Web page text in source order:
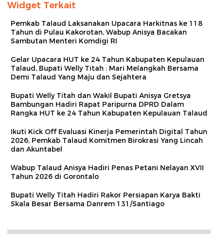
Widget Terkait
Pemkab Talaud Laksanakan Upacara Harkitnas ke 118
Tahun di Pulau Kakorotan, Wabup Anisya Bacakan
Sambutan Menteri Komdigi RI
Gelar Upacara HUT ke 24 Tahun Kabupaten Kepulauan
Talaud, Bupati Welly Titah : Mari Melangkah Bersama
Demi Talaud Yang Maju dan Sejahtera
Bupati Welly Titah dan Wakil Bupati Anisya Gretsya
Bambungan Hadiri Rapat Paripurna DPRD Dalam
Rangka HUT ke 24 Tahun Kabupaten Kepulauan Talaud
Ikuti Kick Off Evaluasi Kinerja Pemerintah Digital Tahun
2026, Pemkab Talaud Komitmen Birokrasi Yang Lincah
dan Akuntabel
Wabup Talaud Anisya Hadiri Penas Petani Nelayan XVII
Tahun 2026 di Gorontalo
Bupati Welly Titah Hadiri Rakor Persiapan Karya Bakti
Skala Besar Bersama Danrem 131/Santiago